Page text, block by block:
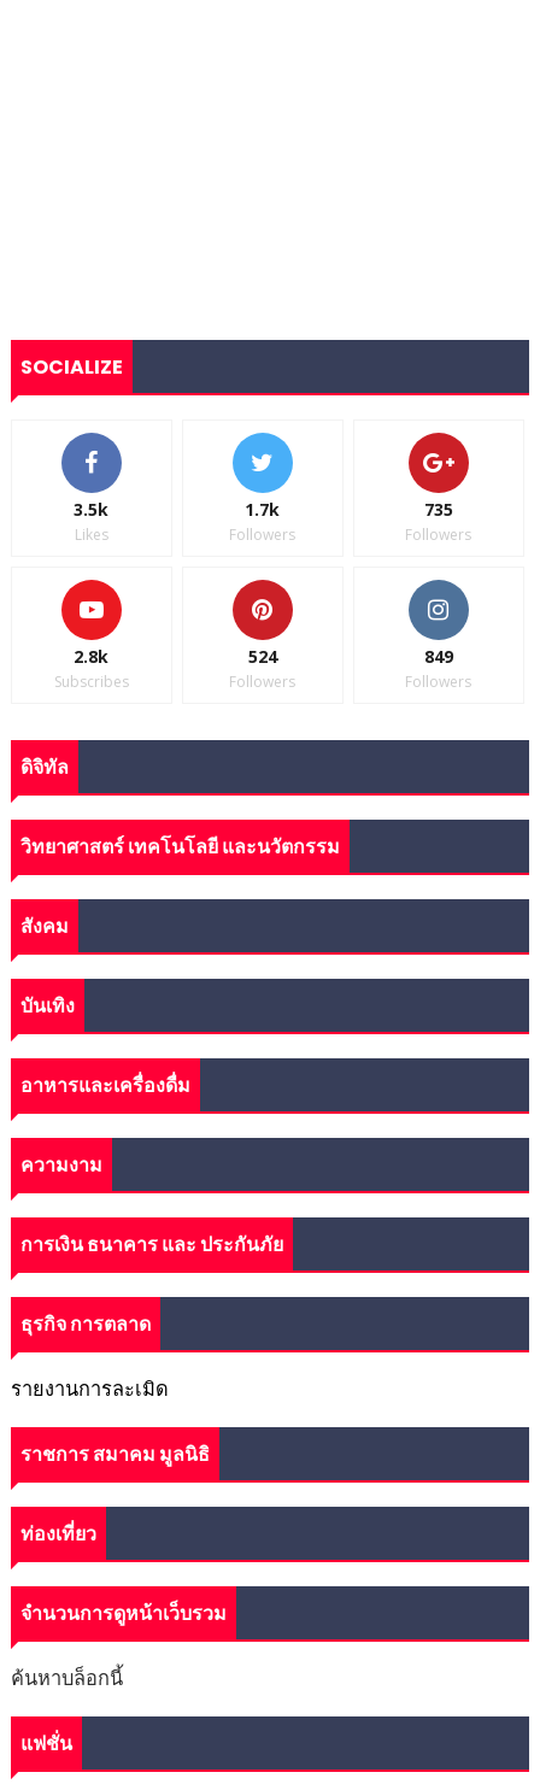
SOCIALIZE
3.5k
Likes
1.7k
Followers
735
Followers
2.8k
Subscribes
524
Followers
849
Followers
ดิจิทัล
วิทยาศาสตร์ เทคโนโลยี และนวัตกรรม
สังคม
บันเทิง
อาหารและเครื่องดื่ม
ความงาม
การเงิน ธนาคาร และ ประกันภัย
ธุรกิจ การตลาด
รายงานการละเมิด
ราชการ สมาคม มูลนิธิ
ท่องเที่ยว
จำนวนการดูหน้าเว็บรวม
ค้นหาบล็อกนี้
แฟชั่น